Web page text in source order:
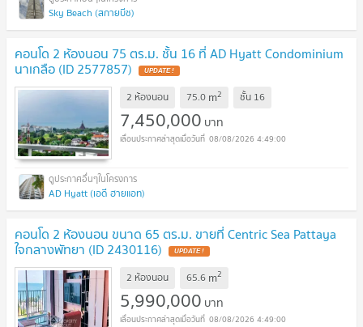
Sky Beach (สกายบีช)
คอนโด 2 ห้องนอน 75 ตร.ม. ชั้น 16 ที่ AD Hyatt Condominium
นาเกลือ (ID 2577857) UPDATE !
2 ห้องนอน 75.0 m2 ชั้น 16
7,450,000 บาท
08/08/2026 4:49:00
AD Hyatt (เอดี ฮายแอท)
คอนโด 2 ห้องนอน ขนาด 65 ตร.ม. ขายที่ Centric Sea Pattaya
ใจกลางพัทยา (ID 2430116) UPDATE !
2 ห้องนอน 65.6 m2
5,990,000 บาท
08/08/2026 4:49:00